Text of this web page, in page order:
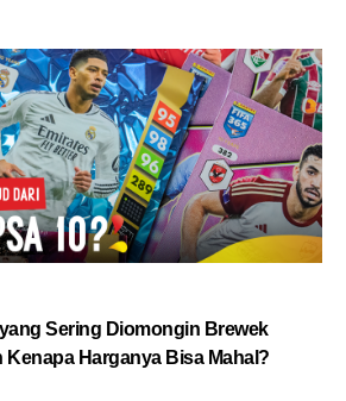
Sering Diomongin Brewek
Kenapa Harganya Bisa Mahal?